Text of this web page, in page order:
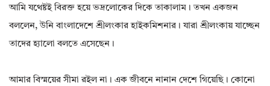
আমি যথেষ্টই বিরক্ত হয়ে ভদ্রলোকের দিকে তাকালাম। তখন একজন
বললেন, উনি বাংলাদেশে শ্রীলংকার হাইকমিশনার। যারা শ্রীলংকায় যাচ্ছেন
তাদের হ্যালো বলতে এসেছেন।
আমার বিস্ময়ের সীমা রইল না। এক জীবনে নানান দেশে গিয়েছি। কোনো